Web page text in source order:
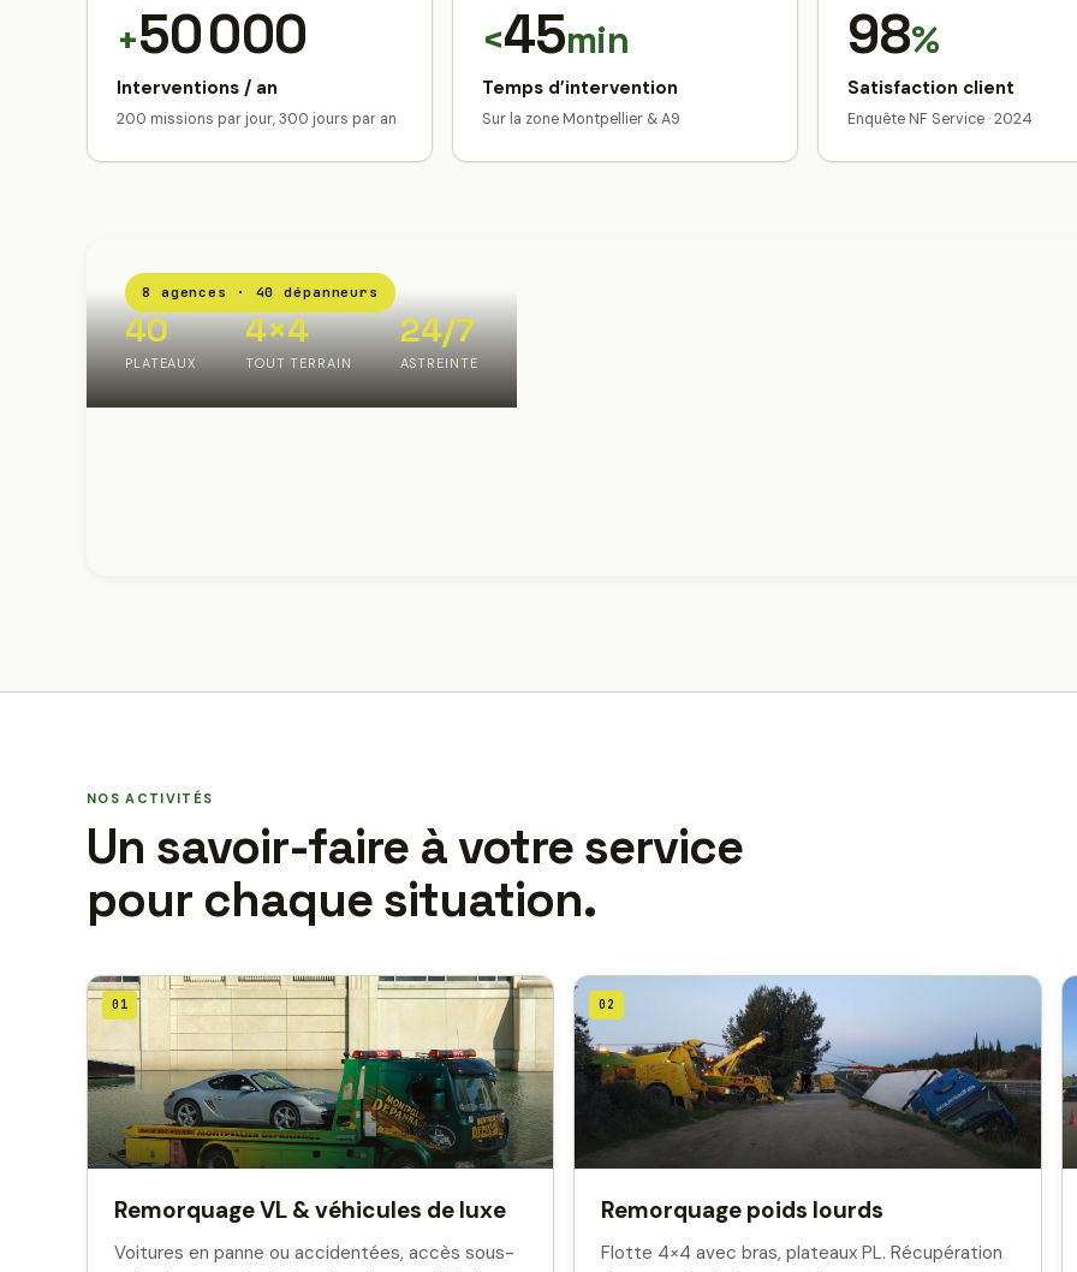
+50 000
Interventions / an
200 missions par jour, 300 jours par an
<45min
Temps d’intervention
Sur la zone Montpellier & A9
98%
Satisfaction client
Enquête NF Service · 2024
8 agences · 40 dépanneurs
40
PLATEAUX
4×4
TOUT TERRAIN
24/7
ASTREINTE
NOS ACTIVITÉS
Un savoir-faire à votre service
pour chaque situation.
01
Remorquage VL & véhicules de luxe
Voitures en panne ou accidentées, accès sous-
02
Remorquage poids lourds
Flotte 4×4 avec bras, plateaux PL. Récupération